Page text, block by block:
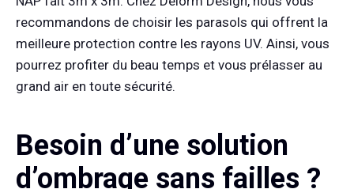
recommandons de choisir les parasols qui offrent la
meilleure protection contre les rayons UV. Ainsi, vous
pourrez profiter du beau temps et vous prélasser au
grand air en toute sécurité.
Besoin d’une solution
d’ombrage sans failles ?